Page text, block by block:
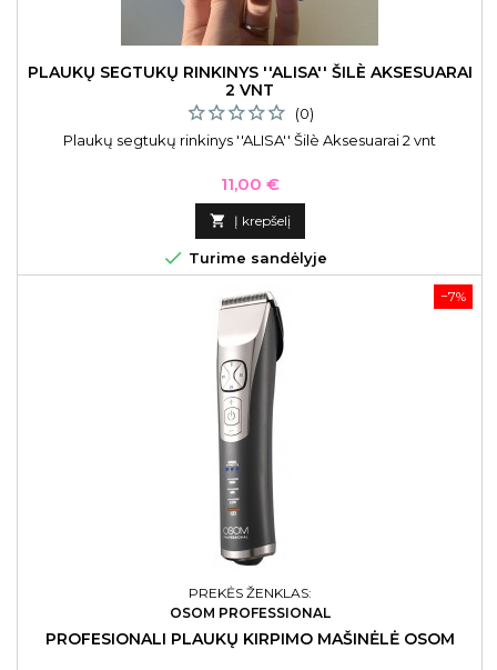
PLAUKŲ SEGTUKŲ RINKINYS ''ALISA'' ŠILÈ AKSESUARAI
2 VNT
(0)
Plaukų segtukų rinkinys ''ALISA'' Šilè Aksesuarai 2 vnt
Kaina
11,00 €
 Į krepšelį
 Turime sandėlyje
−7%
PREKĖS ŽENKLAS:
OSOM PROFESSIONAL
PROFESIONALI PLAUKŲ KIRPIMO MAŠINĖLĖ OSOM